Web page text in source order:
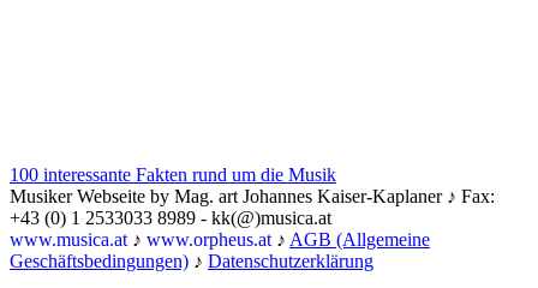
100 interessante Fakten rund um die Musik
Musiker Webseite by Mag. art Johannes Kaiser-Kaplaner ♪ Fax:
+43 (0) 1 2533033 8989 - kk(@)musica.at
www.musica.at♪ www.orpheus.at♪ AGB (Allgemeine
Geschäftsbedingungen) ♪ Datenschutzerklärung